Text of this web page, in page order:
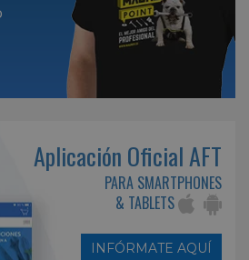
Aplicación Oficial AFT
PARA SMARTPHONES
& TABLETS
INFÓRMATE AQUÍ